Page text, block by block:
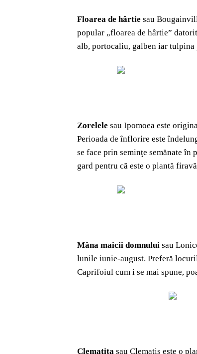
Floarea de hârtie sau
popular „floarea de hârtie”
alb, portocaliu, galben iar tulpina
Zorelele sau Ipomoea este
Perioada de înflorire este
se face prin seminţe semănate
gard pentru că este o plantă
Mâna maicii domnului sau
lunile iunie-august. Preferă
Caprifoiul cum i se mai spune,
Clematita sau Clematis este o